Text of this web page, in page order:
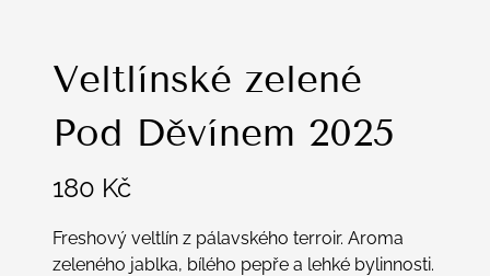
Veltlínské zelené
Pod Děvínem 2025
180 Kč
Freshový veltlín z pálavského terroir. Aroma
zeleného jablka, bílého pepře a lehké bylinnosti.